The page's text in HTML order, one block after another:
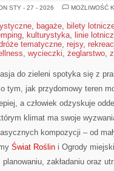
STY - 27 - 2026
MOŻLIWOŚĆ
, bagaże, bilety
, kulturystyka, linie
tematyczne, rejsy,
, wycieczki, żeglarstwo,
do zieleni spotyka się z
tym, jak przydomowy teren
a człowiek odzyskuje
klimat ma swoje
kompozycji – od
Świat Roślin i Ogrody
zakładaniu oraz